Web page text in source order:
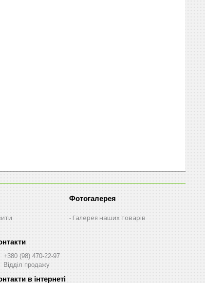
Фотогалерея
Галерея наших товарів
+380 (98) 470-22-97
Відділ продажу